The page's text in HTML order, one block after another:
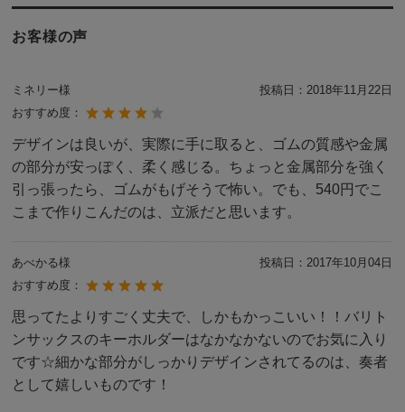
お客様の声
ミネリー様 投稿日：2018年11月22日
おすすめ度：
デザインは良いが、実際に手に取ると、ゴムの質感や金属
の部分が安っぽく、柔く感じる。ちょっと金属部分を強く
引っ張ったら、ゴムがもげそうで怖い。でも、540円でこ
こまで作りこんだのは、立派だと思います。
あべかる様 投稿日：2017年10月04日
おすすめ度：
思ってたよりすごく丈夫で、しかもかっこいい！！バリト
ンサックスのキーホルダーはなかなかないのでお気に入り
です☆細かな部分がしっかりデザインされてるのは、奏者
として嬉しいものです！